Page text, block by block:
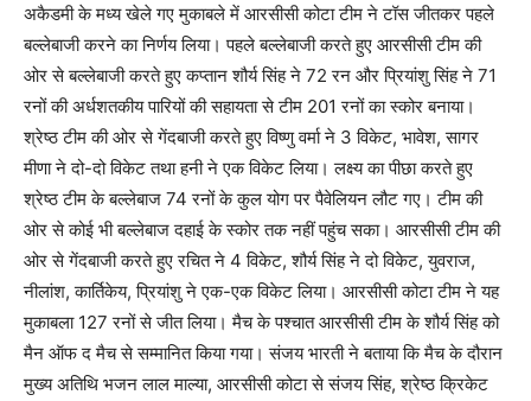
अकैडमी के मध्य खेले गए मुकाबले में आरसीसी कोटा टीम ने टॉस जीतकर पहले
बल्लेबाजी करने का निर्णय लिया। पहले बल्लेबाजी करते हुए आरसीसी टीम की
ओर से बल्लेबाजी करते हुए कप्तान शौर्य सिंह ने 72 रन और प्रियांशु सिंह ने 71
रनों की अर्धशतकीय पारियों की सहायता से टीम 201 रनों का स्कोर बनाया।
श्रेष्ठ टीम की ओर से गेंदबाजी करते हुए विष्णु वर्मा ने 3 विकेट, भावेश, सागर
मीणा ने दो-दो विकेट तथा हनी ने एक विकेट लिया। लक्ष्य का पीछा करते हुए
श्रेष्ठ टीम के बल्लेबाज 74 रनों के कुल योग पर पैवेलियन लौट गए। टीम की
ओर से कोई भी बल्लेबाज दहाई के स्कोर तक नहीं पहुंच सका। आरसीसी टीम की
ओर से गेंदबाजी करते हुए रचित ने 4 विकेट, शौर्य सिंह ने दो विकेट, युवराज,
नीलांश, कार्तिकेय, प्रियांशु ने एक-एक विकेट लिया। आरसीसी कोटा टीम ने यह
मुकाबला 127 रनों से जीत लिया। मैच के पश्चात आरसीसी टीम के शौर्य सिंह को
मैन ऑफ द मैच से सम्मानित किया गया। संजय भारती ने बताया कि मैच के दौरान
मुख्य अतिथि भजन लाल माल्या, आरसीसी कोटा से संजय सिंह, श्रेष्ठ क्रिकेट